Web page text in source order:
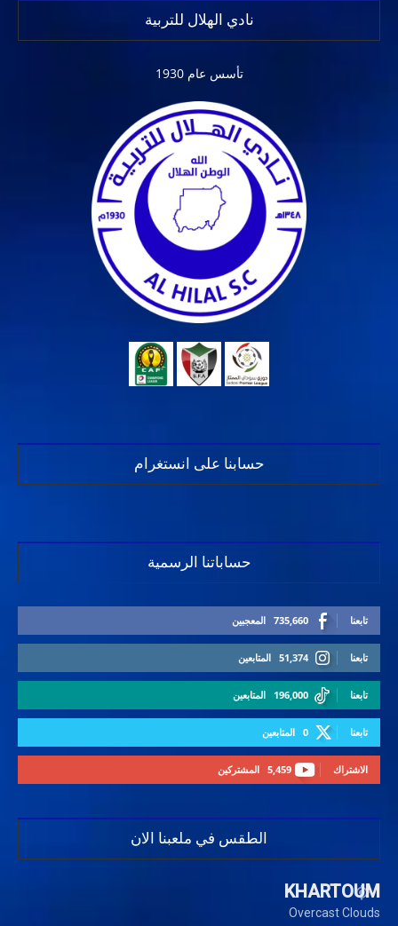
نادي الهلال للتربية
تأسس عام 1930
حسابنا على انستغرام
حساباتنا الرسمية
735,660 المعجبين تابعنا
51,374 المتابعين تابعنا
196,000 المتابعين تابعنا
0 المتابعين تابعنا
5,459 المشتركين الاشتراك
الطقس في ملعبنا الان
KHARTOUM
Overcast Clouds